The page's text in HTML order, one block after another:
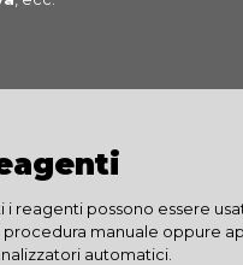
i reagenti possono essere
procedura manuale oppure
automatici.